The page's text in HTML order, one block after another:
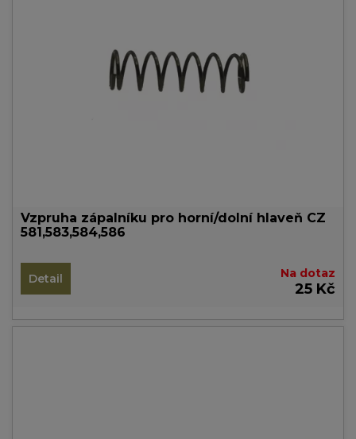
Vzpruha zápalníku pro horní/dolní hlaveň CZ
581,583,584,586
Detail Na dotaz
25 Kč